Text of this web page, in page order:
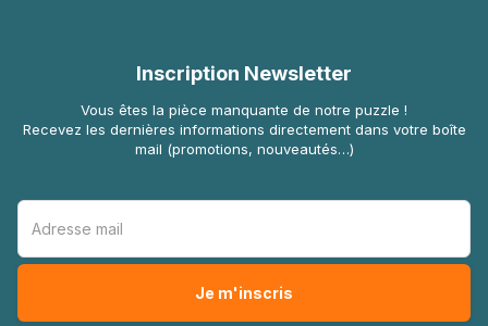
Inscription Newsletter
Vous êtes la pièce manquante de notre puzzle !
Recevez les dernières informations directement dans votre boîte
mail (promotions, nouveautés…)